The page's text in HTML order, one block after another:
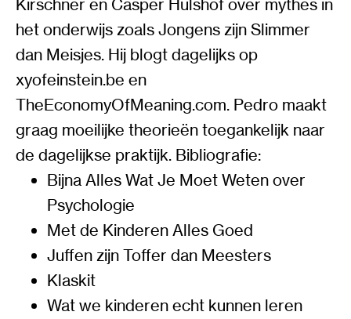
Kirschner en Casper Hulshof over mythes in
het onderwijs zoals Jongens zijn Slimmer
dan Meisjes. Hij blogt dagelijks op
xyofeinstein.be en
TheEconomyOfMeaning.com. Pedro maakt
graag moeilijke theorieën toegankelijk naar
de dagelijkse praktijk. Bibliografie:
Bijna Alles Wat Je Moet Weten over
Psychologie
Met de Kinderen Alles Goed
Juffen zijn Toffer dan Meesters
Klaskit
Wat we kinderen echt kunnen leren